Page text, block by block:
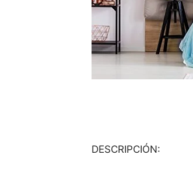
DESCRIPCIÓN: